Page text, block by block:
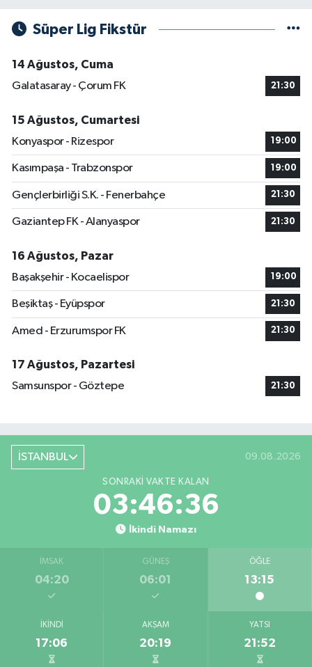
Süper Lig Fikstür
14 Ağustos, Cuma
Galatasaray - Çorum FK
21:30
15 Ağustos, Cumartesi
Konyaspor - Rizespor
19:00
Kasımpaşa - Trabzonspor 19:00
Gençlerbirliği S.K. - Fenerbahçe 21:30
Gaziantep FK - Alanyaspor 21:30
16 Ağustos, Pazar
Başakşehir - Kocaelispor
19:00
Beşiktaş - Eyüpspor 21:30
Amed - Erzurumspor FK 21:30
17 Ağustos, Pazartesi
Samsunspor - Göztepe
21:30
İSTANBUL 09.08.2026
SONRAKI VAKTE KALAN
03:46:35
İkindi Namazı
İMSAK
04:20
GÜNEŞ
06:01
ÖĞLE
13:15
İKINDI
17:06
AKŞAM
20:19
YATSI
21:52